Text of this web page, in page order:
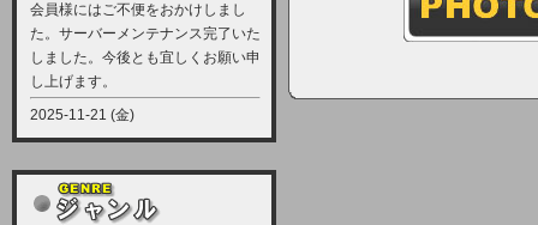
会員様にはご不便をおかけしまし
た。サーバーメンテナンス完了いた
しました。今後とも宜しくお願い申
し上げます。
2025-11-21 (金)
【サーバーメンテナンス実施につい
12月21日（日曜日）午前9：00か